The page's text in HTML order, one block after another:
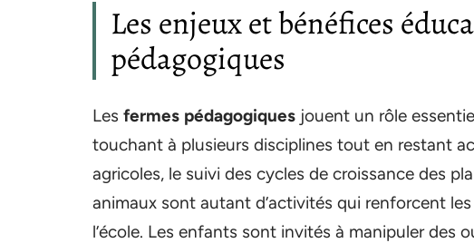
Les enjeux et bénéfices
pédagogiques
Les fermes pédagogiques jouent un rôle
touchant à plusieurs disciplines tout en restant
agricoles, le suivi des cycles de croissance des
animaux sont autant d’activités qui renforcent
l’école. Les enfants sont invités à manipuler des